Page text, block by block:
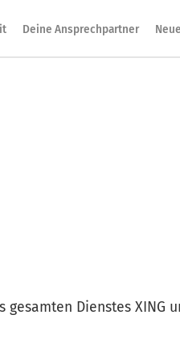
Deine Ansprechpartner
Dienstes XING